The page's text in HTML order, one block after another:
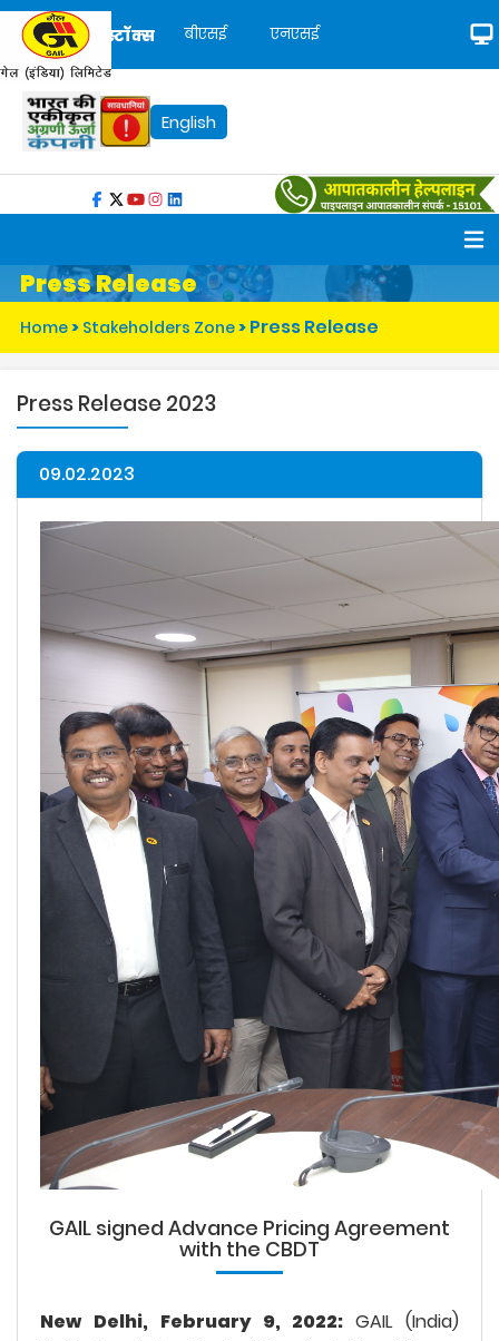
स्टॉक्स बीएसई एनएसई
English
Press Release
Home> Stakeholders Zone> Press Release
Press Release 2023
09.02.2023
GAIL signed Advance Pricing Agreement
with the CBDT
New Delhi, February 9, 2022:GAIL (India)